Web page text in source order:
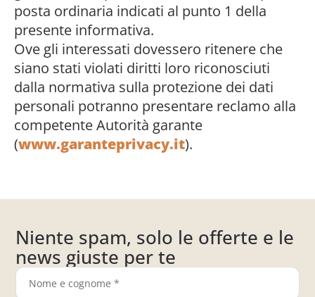
posta ordinaria indicati al punto 1 della
presente informativa.
Ove gli interessati dovessero ritenere che
siano stati violati diritti loro riconosciuti
dalla normativa sulla protezione dei dati
personali potranno presentare reclamo alla
competente Autorità garante
(www.garanteprivacy.it).
Niente spam, solo le offerte e le
news giuste per te